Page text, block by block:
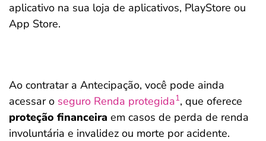
aplicativo na sua loja de aplicativos, PlayStore ou
App Store.
Ao contratar a Antecipação, você pode ainda
acessar o seguro Renda protegida1, que oferece
proteção financeira em casos de perda de renda
involuntária e invalidez ou morte por acidente.